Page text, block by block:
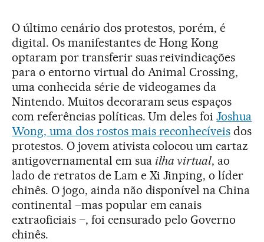
O último cenário dos protestos, porém, é
digital. Os manifestantes de Hong Kong
optaram por transferir suas reivindicações
para o entorno virtual do Animal Crossing,
uma conhecida série de videogames da
Nintendo. Muitos decoraram seus espaços
com referências políticas. Um deles foiJoshua
Wong, uma dos rostos mais reconhecíveis dos
protestos. O jovem ativista colocou um cartaz
antigovernamental em sua ilha virtual, ao
lado de retratos de Lam e Xi Jinping, o líder
chinês. O jogo, ainda não disponível na China
continental –mas popular em canais
extraoficiais –, foi censurado pelo Governo
chinês.